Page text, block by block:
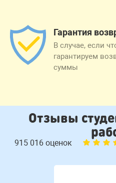
Гарантия
В случае, если
гарантируем
суммы
Отзывы
915 016 оценок